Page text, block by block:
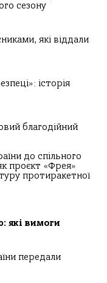
сезону
які віддали
історія
благодійний
до спільного
проєкт «Фрея»
протиракетної
які вимоги
передали